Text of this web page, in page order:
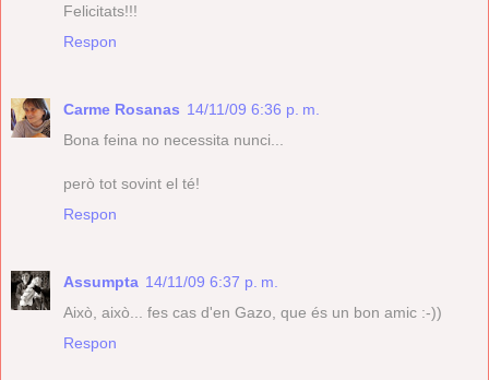
Felicitats!!!
Respon
Carme Rosanas 14/11/09 6:36 p. m.
Bona feina no necessita nunci...
però tot sovint el té!
Respon
Assumpta 14/11/09 6:37 p. m.
Això, això... fes cas d'en Gazo, que és un bon amic :-))
Respon